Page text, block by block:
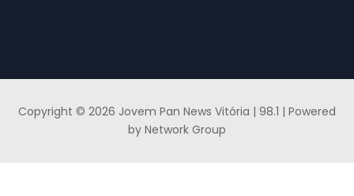
Copyright © 2026 Jovem Pan News Vitória | 98.1 | Powered
by Network Group